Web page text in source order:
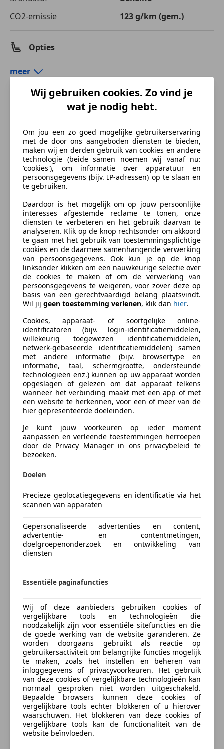
CO2-emissie
123 g/km (gem.)
Opties
Comfort en gemak
Airconditioning
Armsteun
Cruise control
Elektrische ramen
Getinte ramen
Hill-Hold Control
Lederen stuurwiel
Multifunctioneel stuurwiel
Parkeerhulp achter
Parkeerhulp voor
Start/Stop-systeem
Entertainment en Media
Boordcomputer
Radio
Veiligheid en beveiliging
ABS
Achter airbag
Airbag bestuurder
Airbag passagier
Alarm
Bandenspanningscontrole
Centrale deurvergrendeling met afstandsbediening
Centrale vergrendeling
Electronic Stability Program
Emergency Brake Assist
Hoofd airbag
LED verlichting
Mistlampen
Startonderbreker
Traction control
Vermoeidheidsdetectie
Zij-airbags
Extra
Lichtmetalen velgen
meer
Kleur en Bekleding
Oorspronkelijke kleur
Bruin metallic
Soort lak
Metallic
Kleur interieur
Grijs
Beschrijving
Volkswagen is groot geworden door op details te
letten. In alle modellen treft u slimme en handige
oplossingen aan. Deze Passat heeft techniek aan aan
boord die elke rit plezieriger maakt. Het zijn de
degelijkheid van de constructie en de doordachtheid
Volkswagen jarenlang begeerlijk blijft. Dat is duidelijk
te zien aan deze Passat, waarvan de
onderhoudshistorie bekend is. Hij heeft een
benzinemotor en een handgeschakelde
zesversnellingsbak. Verder is de Volkswagen
uitgerust met: adaptieve mistlampen, in hoogte
verstelbare voorstoelen, in delen neerklapbare
achterbank, LED-achterlichten en
De achteropkomend verkeer waarschuwing bewaakt
de afstand tot achterliggers en geeft een signaal als
u uw ogen geen seconde van de weg te houden. Alle
functies bevinden zich op het stuur, onder uw
vingertoppen. Ervaar het comfort van inparkeren met
elk parkeervak manoeuvreren. Maximumsnelheid?
Even de cruise control instellen en u blijft perfect
binnen de marges. U vindt in deze auto ook
voorzien van lederen stuur en versnellingspook,
centrale deurvergrendeling met afstandsbediening
Zoals u mag verwachten van deze Volkswagen Passat
is hij uitgerust met een reeks aan actieve
veiligheidssystemen. Met de vermoeidheidsassistent
bent u ook op lange ritten veilig op pad. Het systeem
geeft een waarschuwing zodra het tijd is voor een
pauze. In een noodsituatie telt elke meter. Het brake
assist systeem van deze auto zorgt ervoor dat uw
remweg korter wordt. U bent mede dankzij hill hold
functie en bandenspanningcontrolesysteem steeds
veilig onderweg.
meer
Zakelijk leasen
Bereken uw zakelijke lease!
Nu zakelijk leasen vanaf€ 262,- p/m
Verzekering
Autoverzekering van de
Bereken je premie
Kenteken
Bereken nu
Something went wrong
We're sorry, but something unexpected happened.
Wij gebruiken cookies. Zo vind je
wat je nodig hebt.
Om jou een zo goed mogelijke gebruikerservaring
met de door ons aangeboden diensten te bieden,
maken wij en derden gebruik van cookies en andere
technologie (beide samen noemen wij vanaf nu:
'cookies'), om informatie over apparatuur en
persoonsgegevens (bijv. IP-adressen) op te slaan en
te gebruiken.
Daardoor is het mogelijk om op jouw persoonlijke
interesses afgestemde reclame te tonen, onze
diensten te verbeteren en het gebruik daarvan te
analyseren. Klik op de knop rechtsonder om akkoord
te gaan met het gebruik van toestemmingsplichtige
cookies en de daarmee samenhangende verwerking
van persoonsgegevens. Ook kun je op de knop
linksonder klikken om een nauwkeurige selectie over
de cookies te maken of om de verwerking van
persoonsgegevens te weigeren, voor zover deze op
basis van een gerechtvaardigd belang plaatsvindt.
Wil jij geen toestemming verlenen, klik dan hier.
Cookies, apparaat- of soortgelijke online-
identificatoren (bijv. login-identificatiemiddelen,
willekeurig toegewezen identificatiemiddelen,
netwerk-gebaseerde identificatiemiddelen) samen
met andere informatie (bijv. browsertype en
informatie, taal, schermgrootte, ondersteunde
technologieën enz.) kunnen op uw apparaat worden
opgeslagen of gelezen om dat apparaat telkens
wanneer het verbinding maakt met een app of met
een website te herkennen, voor een of meer van de
hier gepresenteerde doeleinden.
Je kunt jouw voorkeuren op ieder moment
aanpassen en verleende toestemmingen herroepen
door de Privacy Manager in ons privacybeleid te
bezoeken.
Doelen
Precieze geolocatiegegevens en identificatie via het
scannen van apparaten
Gepersonaliseerde advertenties en content,
advertentie- en contentmetingen,
doelgroepenonderzoek en ontwikkeling van
diensten
Essentiële paginafuncties
Wij of deze aanbieders gebruiken cookies of
vergelijkbare tools en technologieën die
noodzakelijk zijn voor essentiële sitefuncties en die
de goede werking van de website garanderen. Ze
worden doorgaans gebruikt als reactie op
gebruikersactiviteit om belangrijke functies mogelijk
te maken, zoals het instellen en beheren van
inloggegevens of privacyvoorkeuren. Het gebruik
van deze cookies of vergelijkbare technologieën kan
normaal gesproken niet worden uitgeschakeld.
Bepaalde browsers kunnen deze cookies of
vergelijkbare tools echter blokkeren of u hierover
waarschuwen. Het blokkeren van deze cookies of
vergelijkbare tools kan de functionaliteit van de
website beïnvloeden.